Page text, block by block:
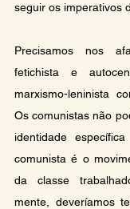
seguir os imperativos
Precisamos nos
fetichista e
marxismo-leninista
Os comunistas não
identidade
comunista é o
da classe
mente, deveríamos